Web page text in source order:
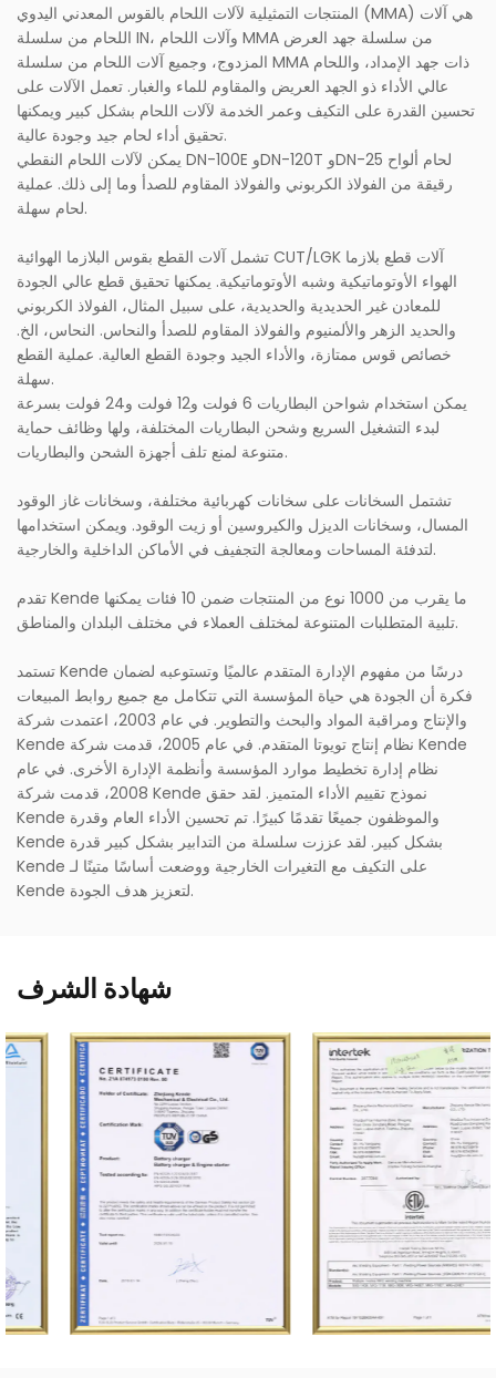
المنتجات التمثيلية لآلات اللحام بالقوس المعدني اليدوي (MMA) هي آلات
اللحام من سلسلة IN، وآلات اللحام MMA من سلسلة جهد العرض
المزدوج، وجميع آلات اللحام من سلسلة MMA ذات جهد الإمداد، واللحام
عالي الأداء ذو ​​الجهد العريض والمقاوم للماء والغبار. تعمل الآلات على
تحسين القدرة على التكيف وعمر الخدمة لآلات اللحام بشكل كبير ويمكنها
تحقيق أداء لحام جيد وجودة عالية.
يمكن لآلات اللحام النقطي DN-100E وDN-120T وDN-25 لحام ألواح
رقيقة من الفولاذ الكربوني والفولاذ المقاوم للصدأ وما إلى ذلك. عملية
لحام سهلة.
تشمل آلات القطع بقوس البلازما الهوائية CUT/LGK آلات قطع بلازما
الهواء الأوتوماتيكية وشبه الأوتوماتيكية. يمكنها تحقيق قطع عالي الجودة
للمعادن غير الحديدية والحديدية، على سبيل المثال، الفولاذ الكربوني
والحديد الزهر والألمنيوم والفولاذ المقاوم للصدأ والنحاس. النحاس، الخ.
خصائص قوس ممتازة، والأداء الجيد وجودة القطع العالية. عملية القطع
سهلة.
يمكن استخدام شواحن البطاريات 6 فولت و12 فولت و24 فولت بسرعة
لبدء التشغيل السريع وشحن البطاريات المختلفة، ولها وظائف حماية
متنوعة لمنع تلف أجهزة الشحن والبطاريات.
تشتمل السخانات على سخانات كهربائية مختلفة، وسخانات غاز الوقود
المسال، وسخانات الديزل والكيروسين أو زيت الوقود. ويمكن استخدامها
لتدفئة المساحات ومعالجة التجفيف في الأماكن الداخلية والخارجية.
تقدم Kende ما يقرب من 1000 نوع من المنتجات ضمن 10 فئات يمكنها
تلبية المتطلبات المتنوعة لمختلف العملاء في مختلف البلدان والمناطق.
تستمد Kende درسًا من مفهوم الإدارة المتقدم عالميًا وتستوعبه لضمان
فكرة أن الجودة هي حياة المؤسسة التي تتكامل مع جميع روابط المبيعات
والإنتاج ومراقبة المواد والبحث والتطوير. في عام 2003، اعتمدت شركة
Kende نظام إنتاج تويوتا المتقدم. في عام 2005، قدمت شركة Kende
نظام إدارة تخطيط موارد المؤسسة وأنظمة الإدارة الأخرى. في عام
2008، قدمت شركة Kende نموذج تقييم الأداء المتميز. لقد حقق
Kende والموظفون جميعًا تقدمًا كبيرًا. تم تحسين الأداء العام وقدرة
Kende بشكل كبير. لقد عززت سلسلة من التدابير بشكل كبير قدرة
Kende على التكيف مع التغيرات الخارجية ووضعت أساسًا متينًا لـ
Kende لتعزيز هدف الجودة.
شهادة الشرف